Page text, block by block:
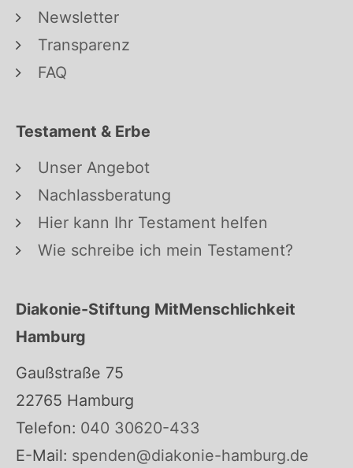
Newsletter
Transparenz
FAQ
Testament & Erbe
Unser Angebot
Nachlassberatung
Hier kann Ihr Testament helfen
Wie schreibe ich mein Testament?
Diakonie-Stiftung MitMenschlichkeit
Hamburg
Gaußstraße 75
22765 Hamburg
Telefon: 040 30620-433
E-Mail: spenden@diakonie-hamburg.de